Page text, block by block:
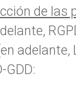
de
adelante,